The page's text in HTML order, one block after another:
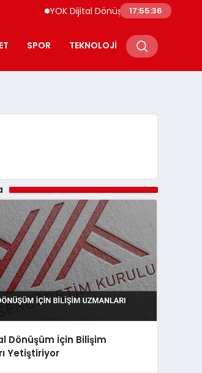
YOK Dijital Dönüşüm İçin Bilişim
17:55:37
SPOR TEKNOLOJI
Dönüşüm İçin Bilişim
Yetiştiriyor